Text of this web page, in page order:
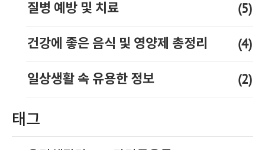
질병 예방 및 치료 (5)
건강에 좋은 음식 및 영양제 총정리 (4)
일상생활 속 유용한 정보 (2)
태그